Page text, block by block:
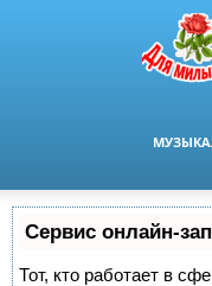
Сервис онлайн-
Тот, кто работает в